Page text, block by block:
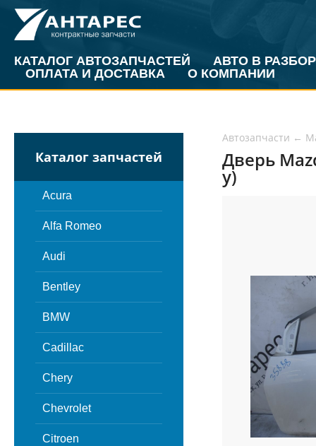
КАТАЛОГ АВТОЗАПЧАСТЕЙ
АВТО В РАЗБОР
ОПЛАТА И ДОСТАВКА
О КОМПАНИИ
Каталог запчастей
Acura
Alfa Romeo
Audi
Bentley
BMW
Cadillac
Chery
Chevrolet
Citroen
Автозапчасти ←
Дверь
у)